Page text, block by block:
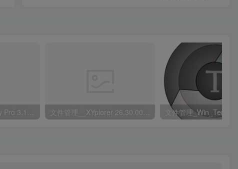
文件管理__TeraCopy Pro 3.17 Final Multilingual资源下载地址_百度网盘迅雷BT 文件管理__XYplorer 26.30.0000 Multilingual资源下载地址_百度网盘迅雷BT